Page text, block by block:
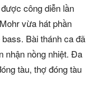
công diễn lần
vừa hát phần
Bài thánh ca đã
nhận nồng nhiệt. Đa
tàu, thợ đóng tàu